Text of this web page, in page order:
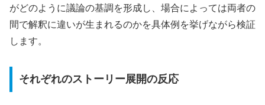
がどのように議論の基調を形成し、場合によっては両者の
間で解釈に違いが生まれるのかを具体例を挙げながら検証
します。
それぞれのストーリー展開の反応